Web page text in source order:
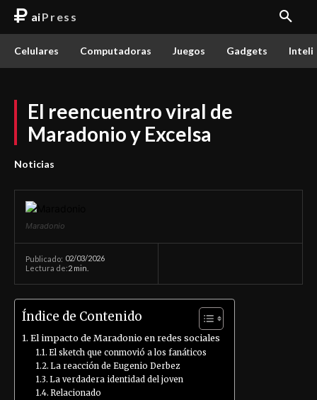
aiPress
Celulares Computadoras Juegos Gadgets
El reencuentro viral de
Maradonio y Excelsa
Noticias
Maradonio
Publicado: 02/03/2026
Lectura de:2 min.
Índice de Contenido
El impacto de Maradonio en redes sociales
El sketch que conmovió a los fanáticos
La reacción de Eugenio Derbez
La verdadera identidad del joven
Relacionado